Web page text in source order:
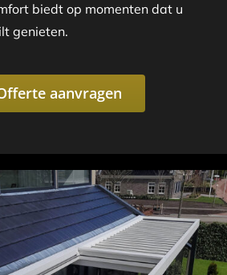
biedt op momenten dat u
genieten.
aanvragen